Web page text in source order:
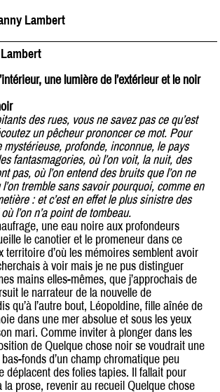
Lambert
une lumière de l’extérieur et le noir
des rues, vous ne savez pas ce qu’est
un pêcheur prononcer ce mot. Pour
mystérieuse, profonde, inconnue, le pays
fantasmagories, où l’on voit, la nuit, des
pas, où l’on entend des bruits que l’on ne
tremble sans savoir pourquoi, comme en
: et c’est en effet le plus sinistre des
l’on n’a point de tombeau.
une eau noire aux profondeurs
le canotier et le promeneur dans ce
territoire d’où les mémoires semblent avoir
à voir mais je ne pus distinguer
mains elles-mêmes, que j’approchais de
le narrateur de la nouvelle de
qu’à l’autre bout, Léopoldine, fille aînée de
dans une mer absolue et sous les yeux
mari. Comme inviter à plonger dans les
de Quelque chose noir se voudrait une
fonds d’un champ chromatique peu
déplacent des folies tapies. Il fallait pour
la prose, revenir au recueil Quelque chose